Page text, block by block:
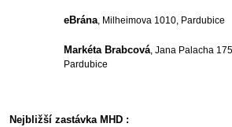
eBrána, Milheimova 1010, Pardubice
Markéta Brabcová, Jana Palacha
Pardubice
Nejbližší zastávka MHD :